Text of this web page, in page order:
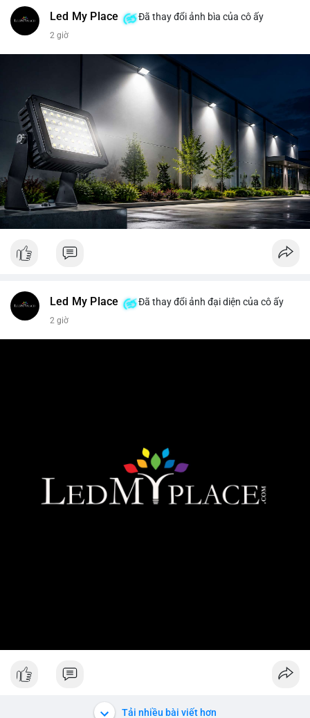
Led My Place Đã thay đổi ảnh bìa của cô ấy
2 giờ
Led My Place Đã thay đổi ảnh đại diện của cô ấy
2 giờ
Tải nhiều bài viết hơn